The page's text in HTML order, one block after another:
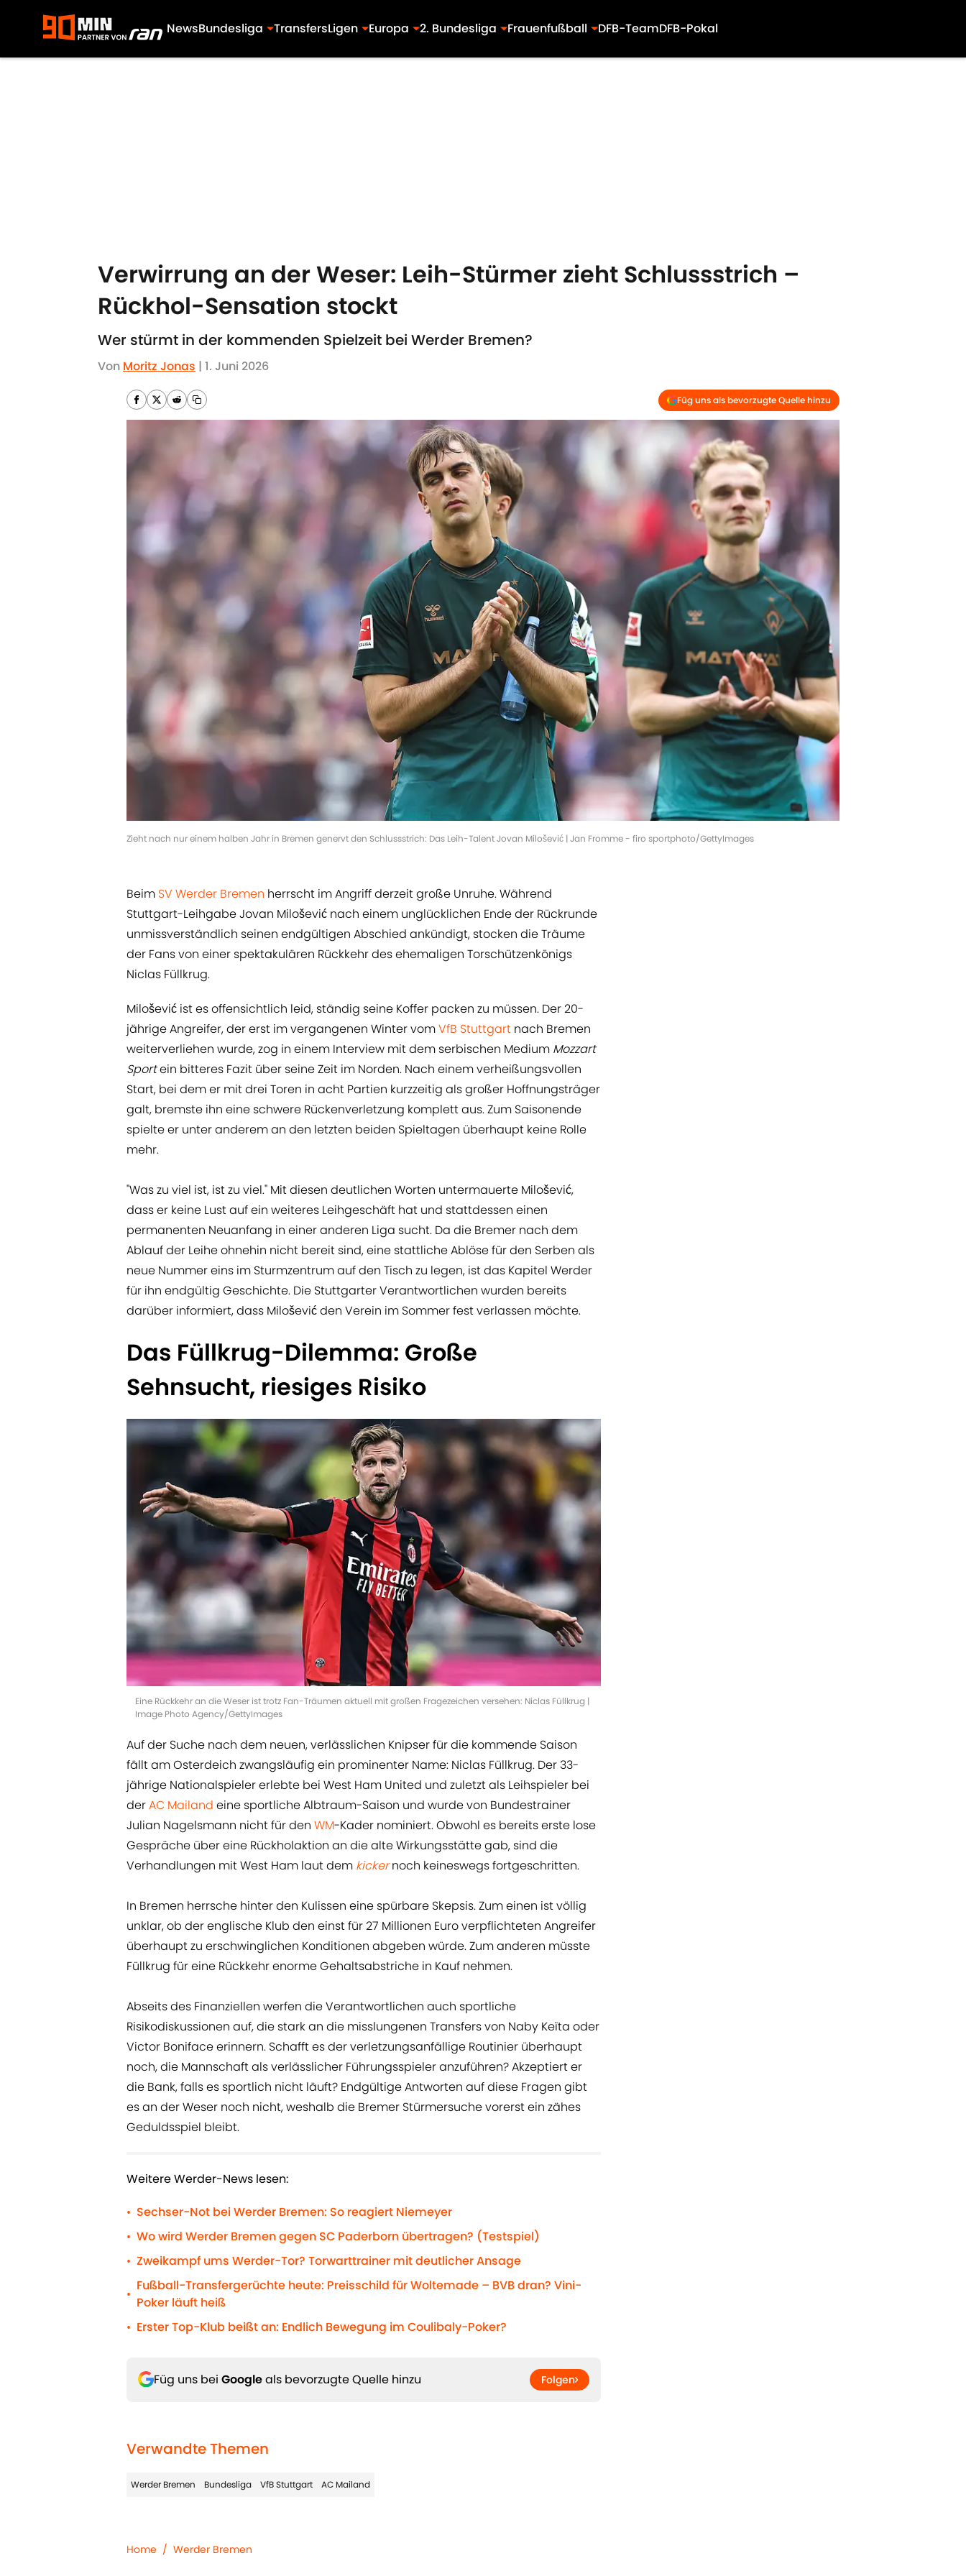
NewsBundesliga TransfersLigen Europa 2. Bundesliga Frauenfußball DFB-TeamDFB-Pokal
Verwirrung an der Weser: Leih-Stürmer zieht Schlussstrich –
Rückhol-Sensation stockt
Wer stürmt in der kommenden Spielzeit bei Werder Bremen?
Von Moritz Jonas | 1. Juni 2026
Füg uns als bevorzugte Quelle hinzu
Zieht nach nur einem halben Jahr in Bremen genervt den Schlussstrich: Das Leih-Talent Jovan Milošević | Jan Fromme - firo sportphoto/GettyImages
Beim SV Werder Bremen herrscht im Angriff derzeit große Unruhe. Während
Stuttgart-Leihgabe Jovan Milošević nach einem unglücklichen Ende der Rückrunde
unmissverständlich seinen endgültigen Abschied ankündigt, stocken die Träume
der Fans von einer spektakulären Rückkehr des ehemaligen Torschützenkönigs
Niclas Füllkrug.
Milošević ist es offensichtlich leid, ständig seine Koffer packen zu müssen. Der 20-
jährige Angreifer, der erst im vergangenen Winter vomVfB Stuttgart nach Bremen
weiterverliehen wurde, zog in einem Interview mit dem serbischen Medium Mozzart
Sportein bitteres Fazit über seine Zeit im Norden. Nach einem verheißungsvollen
Start, bei dem er mit drei Toren in acht Partien kurzzeitig als großer Hoffnungsträger
galt, bremste ihn eine schwere Rückenverletzung komplett aus. Zum Saisonende
spielte er unter anderem an den letzten beiden Spieltagen überhaupt keine Rolle
mehr.
"Was zu viel ist, ist zu viel." Mit diesen deutlichen Worten untermauerte Milošević,
dass er keine Lust auf ein weiteres Leihgeschäft hat und stattdessen einen
permanenten Neuanfang in einer anderen Liga sucht. Da die Bremer nach dem
Ablauf der Leihe ohnehin nicht bereit sind, eine stattliche Ablöse für den Serben als
neue Nummer eins im Sturmzentrum auf den Tisch zu legen, ist das Kapitel Werder
für ihn endgültig Geschichte. Die Stuttgarter Verantwortlichen wurden bereits
darüber informiert, dass Milošević den Verein im Sommer fest verlassen möchte.
Das Füllkrug-Dilemma: Große
Sehnsucht, riesiges Risiko
Eine Rückkehr an die Weser ist trotz Fan-Träumen aktuell mit großen Fragezeichen versehen: Niclas Füllkrug |
Image Photo Agency/GettyImages
Auf der Suche nach dem neuen, verlässlichen Knipser für die kommende Saison
fällt am Osterdeich zwangsläufig ein prominenter Name: Niclas Füllkrug. Der 33-
jährige Nationalspieler erlebte bei West Ham United und zuletzt als Leihspieler bei
derAC Mailand eine sportliche Albtraum-Saison und wurde von Bundestrainer
Julian Nagelsmann nicht für den WM-Kader nominiert. Obwohl es bereits erste lose
Gespräche über eine Rückholaktion an die alte Wirkungsstätte gab, sind die
Verhandlungen mit West Ham laut dem kickernoch keineswegs fortgeschritten.
In Bremen herrsche hinter den Kulissen eine spürbare Skepsis. Zum einen ist völlig
unklar, ob der englische Klub den einst für 27 Millionen Euro verpflichteten Angreifer
überhaupt zu erschwinglichen Konditionen abgeben würde. Zum anderen müsste
Füllkrug für eine Rückkehr enorme Gehaltsabstriche in Kauf nehmen.
Abseits des Finanziellen werfen die Verantwortlichen auch sportliche
Risikodiskussionen auf, die stark an die misslungenen Transfers von Naby Keïta oder
Victor Boniface erinnern. Schafft es der verletzungsanfällige Routinier überhaupt
noch, die Mannschaft als verlässlicher Führungsspieler anzuführen? Akzeptiert er
die Bank, falls es sportlich nicht läuft? Endgültige Antworten auf diese Fragen gibt
es an der Weser noch nicht, weshalb die Bremer Stürmersuche vorerst ein zähes
Geduldsspiel bleibt.
Weitere Werder-News lesen:
• Sechser-Not bei Werder Bremen: So reagiert Niemeyer
• Wo wird Werder Bremen gegen SC Paderborn übertragen? (Testspiel)
• Zweikampf ums Werder-Tor? Torwarttrainer mit deutlicher Ansage
•
Fußball-Transfergerüchte heute: Preisschild für Woltemade – BVB dran? Vini-
Poker läuft heiß
• Erster Top-Klub beißt an: Endlich Bewegung im Coulibaly-Poker?
Füg uns bei Googleals bevorzugte Quelle hinzu Folgen
Verwandte Themen
Werder Bremen Bundesliga VfB Stuttgart AC Mailand
Home / Werder Bremen